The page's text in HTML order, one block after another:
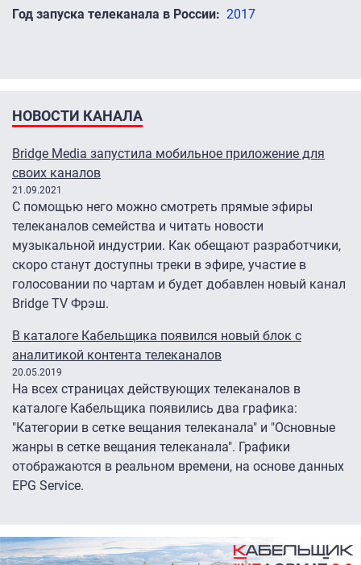
Год запуска телеканала в России 2017
НОВОСТИ КАНАЛА
Bridge Media запустила мобильное приложение для
своих каналов
21.09.2021
С помощью него можно смотреть прямые эфиры
телеканалов семейства и читать новости
музыкальной индустрии. Как обещают разработчики,
скоро станут доступны треки в эфире, участие в
голосовании по чартам и будет добавлен новый канал
Bridge TV Фрэш.
В каталоге Кабельщика появился новый блок с
аналитикой контента телеканалов
20.05.2019
На всех страницах действующих телеканалов в
каталоге Кабельщика появились два графика:
"Категории в сетке вещания телеканала" и "Основные
жанры в сетке вещания телеканала". Графики
отображаются в реальном времени, на основе данных
EPG Service.